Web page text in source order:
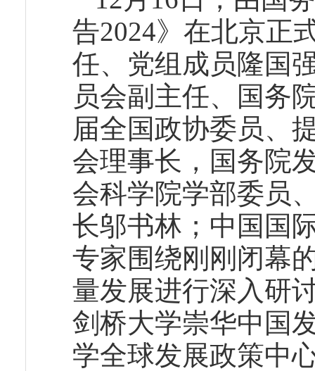
告2024》在北京正
任、党组成员隆国
员会副主任、国务
届全国政协委员、
会理事长，国务院
会科学院学部委员
长邬书林；中国国
专家围绕刚刚闭幕
量发展进行深入研
剑桥大学崇华中国
学全球发展政策中